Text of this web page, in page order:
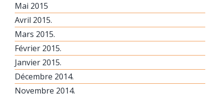
Mai 2015
Avril 2015.
Mars 2015.
Février 2015.
Janvier 2015.
Décembre 2014.
Novembre 2014.